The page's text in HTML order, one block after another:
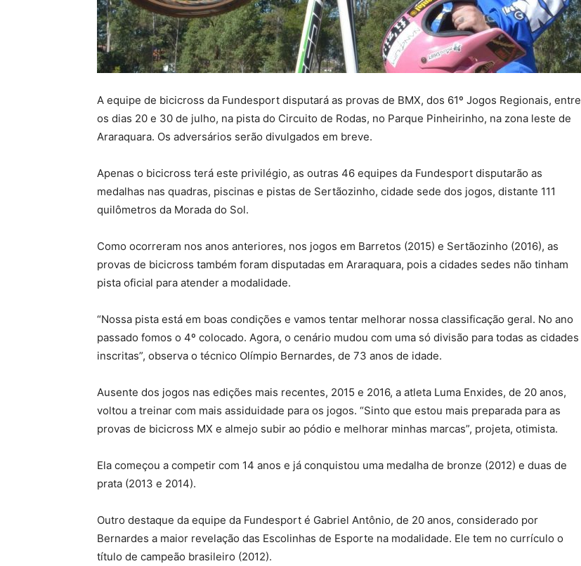
A equipe de bicicross da Fundesport disputará as provas de BMX, dos 61º Jogos Regionais, entre
os dias 20 e 30 de julho, na pista do Circuito de Rodas, no Parque Pinheirinho, na zona leste de
Araraquara. Os adversários serão divulgados em breve.
Apenas o bicicross terá este privilégio, as outras 46 equipes da Fundesport disputarão as
medalhas nas quadras, piscinas e pistas de Sertãozinho, cidade sede dos jogos, distante 111
quilômetros da Morada do Sol.
Como ocorreram nos anos anteriores, nos jogos em Barretos (2015) e Sertãozinho (2016), as
provas de bicicross também foram disputadas em Araraquara, pois a cidades sedes não tinham
pista oficial para atender a modalidade.
“Nossa pista está em boas condições e vamos tentar melhorar nossa classificação geral. No ano
passado fomos o 4º colocado. Agora, o cenário mudou com uma só divisão para todas as cidades
inscritas”, observa o técnico Olímpio Bernardes, de 73 anos de idade.
Ausente dos jogos nas edições mais recentes, 2015 e 2016, a atleta Luma Enxides, de 20 anos,
voltou a treinar com mais assiduidade para os jogos. “Sinto que estou mais preparada para as
provas de bicicross MX e almejo subir ao pódio e melhorar minhas marcas”, projeta, otimista.
Ela começou a competir com 14 anos e já conquistou uma medalha de bronze (2012) e duas de
prata (2013 e 2014).
Outro destaque da equipe da Fundesport é Gabriel Antônio, de 20 anos, considerado por
Bernardes a maior revelação das Escolinhas de Esporte na modalidade. Ele tem no currículo o
título de campeão brasileiro (2012).